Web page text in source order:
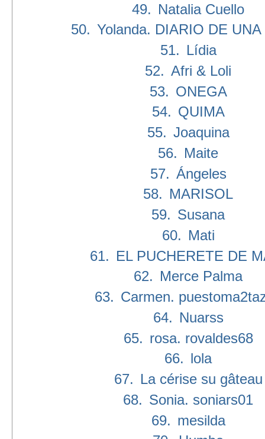
49. Natalia Cuello
50. Yolanda. DIARIO DE UNA
51. Lídia
52. Afri & Loli
53. ONEGA
54. QUIMA
55. Joaquina
56. Maite
57. Ángeles
58. MARISOL
59. Susana
60. Mati
61. EL PUCHERETE DE
62. Merce Palma
63. Carmen.
64. Nuarss
65. rosa. rovaldes68
66. lola
67. La cérise su gâteau
68. Sonia. soniars01
69. mesilda